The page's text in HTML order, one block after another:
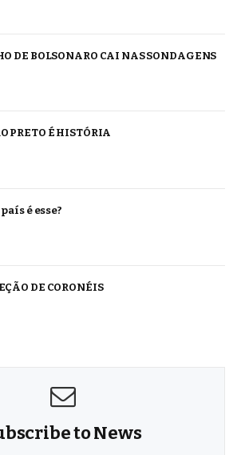
DE BOLSONARO CAI NAS SONDAGENS
PRETO É HISTÓRIA
é esse?
DE CORONÉIS
to News